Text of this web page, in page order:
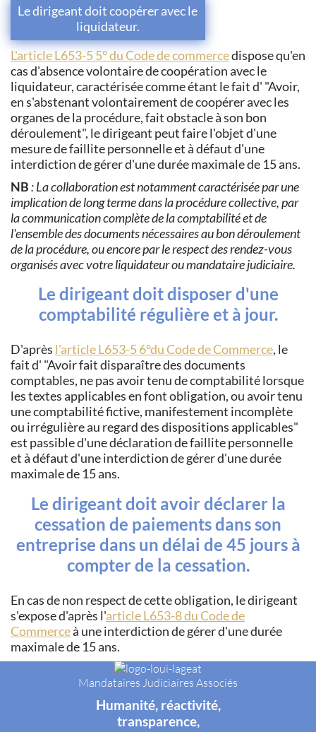
Le dirigeant doit coopérer avec le
liquidateur.
L'article L653-5 5° du Code de commercedispose qu'en
cas d'absence volontaire de coopération avec le
liquidateur, caractérisée comme étant le fait d' "Avoir,
en s'abstenant volontairement de coopérer avec les
organes de la procédure, fait obstacle à son bon
déroulement", le dirigeant peut faire l'objet d'une
mesure de faillite personnelle et à défaut d'une
interdiction de gérer d'une durée maximale de 15 ans.
NB: La collaboration est notamment caractérisée par une
implication de long terme dans la procédure collective, par
la communication complète de la comptabilité et de
l'ensemble des documents nécessaires au bon déroulement
de la procédure, ou encore par le respect des rendez-vous
organisés avec votre liquidateur ou mandataire judiciaire.
Le dirigeant doit disposer d'une
comptabilité régulière et à jour.
D'après l'article L653-5 6°du Code de Commerce, le
fait d' Avoir fait disparaître des documents
comptables, ne pas avoir tenu de comptabilité lorsque
les textes applicables en font obligation, ou avoir tenu
une comptabilité fictive, manifestement incomplète
ou irrégulière au regard des dispositions applicables
est passible d'une déclaration de faillite personnelle
et à défaut d'une interdiction de gérer d'une durée
maximale de 15 ans.
Le dirigeant doit avoir déclarer la
cessation de paiements dans son
entreprise dans un délai de 45 jours à
compter de la cessation.
En cas de non respect de cette obligation, le dirigeant
s'expose d'après l'article L653-8 du Code de
Commerceà une interdiction de gérer d'une durée
maximale de 15 ans.
Mandataires Judiciaires Associés
Humanité, réactivité,
transparence,